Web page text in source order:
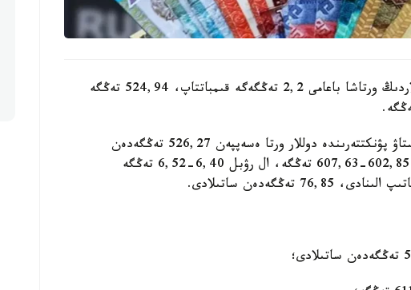
كۇندىزگى ساۋدا-ساتتىق قورىتىندىسى بويىنشا دوللاردىڭ ورتاشا باعامى 2,2 تەڭگەگە قىمباتتاپ، 524,94 تەڭگە
Kurs.kz مالىمەتىنە سايكەس، الماتىنىڭ اقشا ايىرباستاۋ پۋنكتتەرىندە دوللار ورتا ەسەپپەن 526,27 تەڭگەدەن
ساتىپ الىنادى، 528,20 تەڭگەدەن ساتىلادى. ەۋرو 602,85-607,63 تەڭگە، ال رۋبل 6,40-6,52 تەڭگە